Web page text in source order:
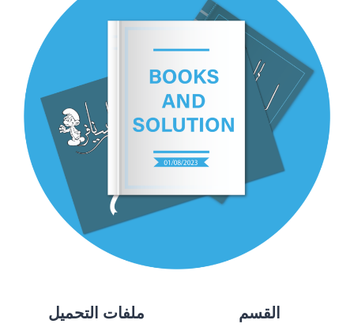
القسم ملفات التحميل